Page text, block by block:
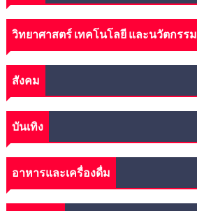
วิทยาศาสตร์ เทคโนโลยี และนวัตกรรม
สังคม
บันเทิง
อาหารและเครื่องดื่ม